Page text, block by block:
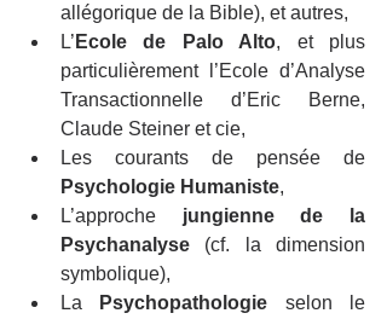
allégorique de la Bible), et autres,
L’ Ecole de Palo Alto, et plus
particulièrement l’Ecole d’Analyse
Transactionnelle d’Eric Berne,
Claude Steiner et cie,
Psychologie Humaniste,
L’approche jungienne de la
Psychanalyse (cf. la dimension
symbolique),
La
Psychopathologie selon le